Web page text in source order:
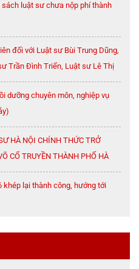
luật sư chưa nộp phí thành
đối với Luật sư Bùi Trung Dũng,
Trần Đình Triển, Luật sư Lê Thị
dưỡng chuyên môn, nghiệp vụ
HÀ NỘI CHÍNH THỨC TRỞ
CỔ TRUYỀN THÀNH PHỐ HÀ
khép lại thành công, hướng tới